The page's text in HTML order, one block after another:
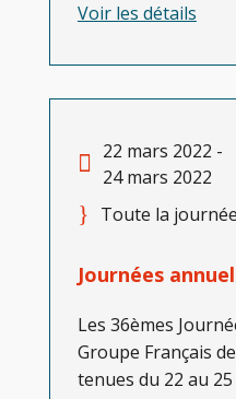
Voir les détails
22 mars 2022 -
24 mars 2022
Toute la journée
Journées
Les 36èmes
Groupe Français
tenues du 22 au